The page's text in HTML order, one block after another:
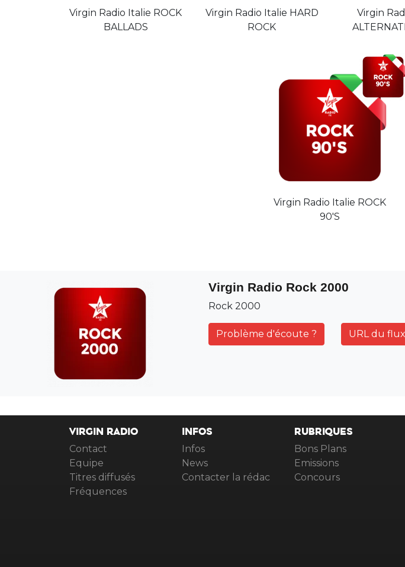
Virgin Radio Italie ROCK
BALLADS
Virgin Radio Italie HARD
ROCK
Virgin
Virgin Radio Italie ROCK
90'S
Virgin Radio Rock 2000
Rock 2000
Problème d'écoute ? URL du flux
VIRGIN RADIO
Contact
Equipe
Titres diffusés
Fréquences
INFOS
Infos
News
Contacter la rédac
RUBRIQUES
Bons Plans
Emissions
Concours